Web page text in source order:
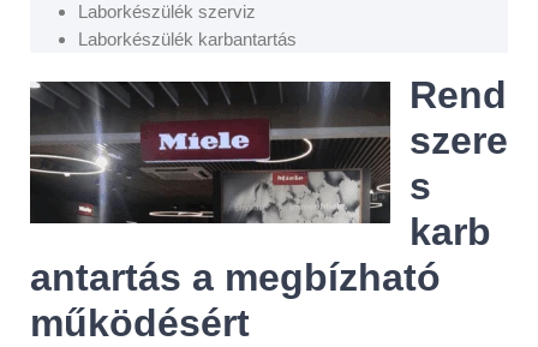
Laborkészülék szerviz
Laborkészülék karbantartás
Rend
szere
s
karb
antartás a megbízható
működésért